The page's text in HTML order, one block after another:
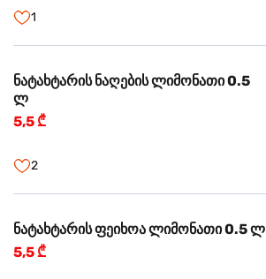
1
ნატახტარის ნაღების ლიმონათი 0.5
ლ
5,5 ₾
2
ნატახტარის ფეიხოა ლიმონათი 0.5 ლ
5,5 ₾